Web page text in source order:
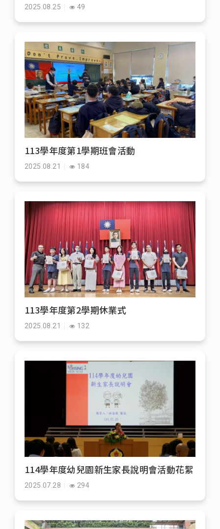
2025.08.25 49
113學年度第1學期班會活動
2025.08.21 184
113學年度第2學期休業式
2025.08.21 132
114學年度幼兒園新生家長說明會活動花絮
2025.07.28 294